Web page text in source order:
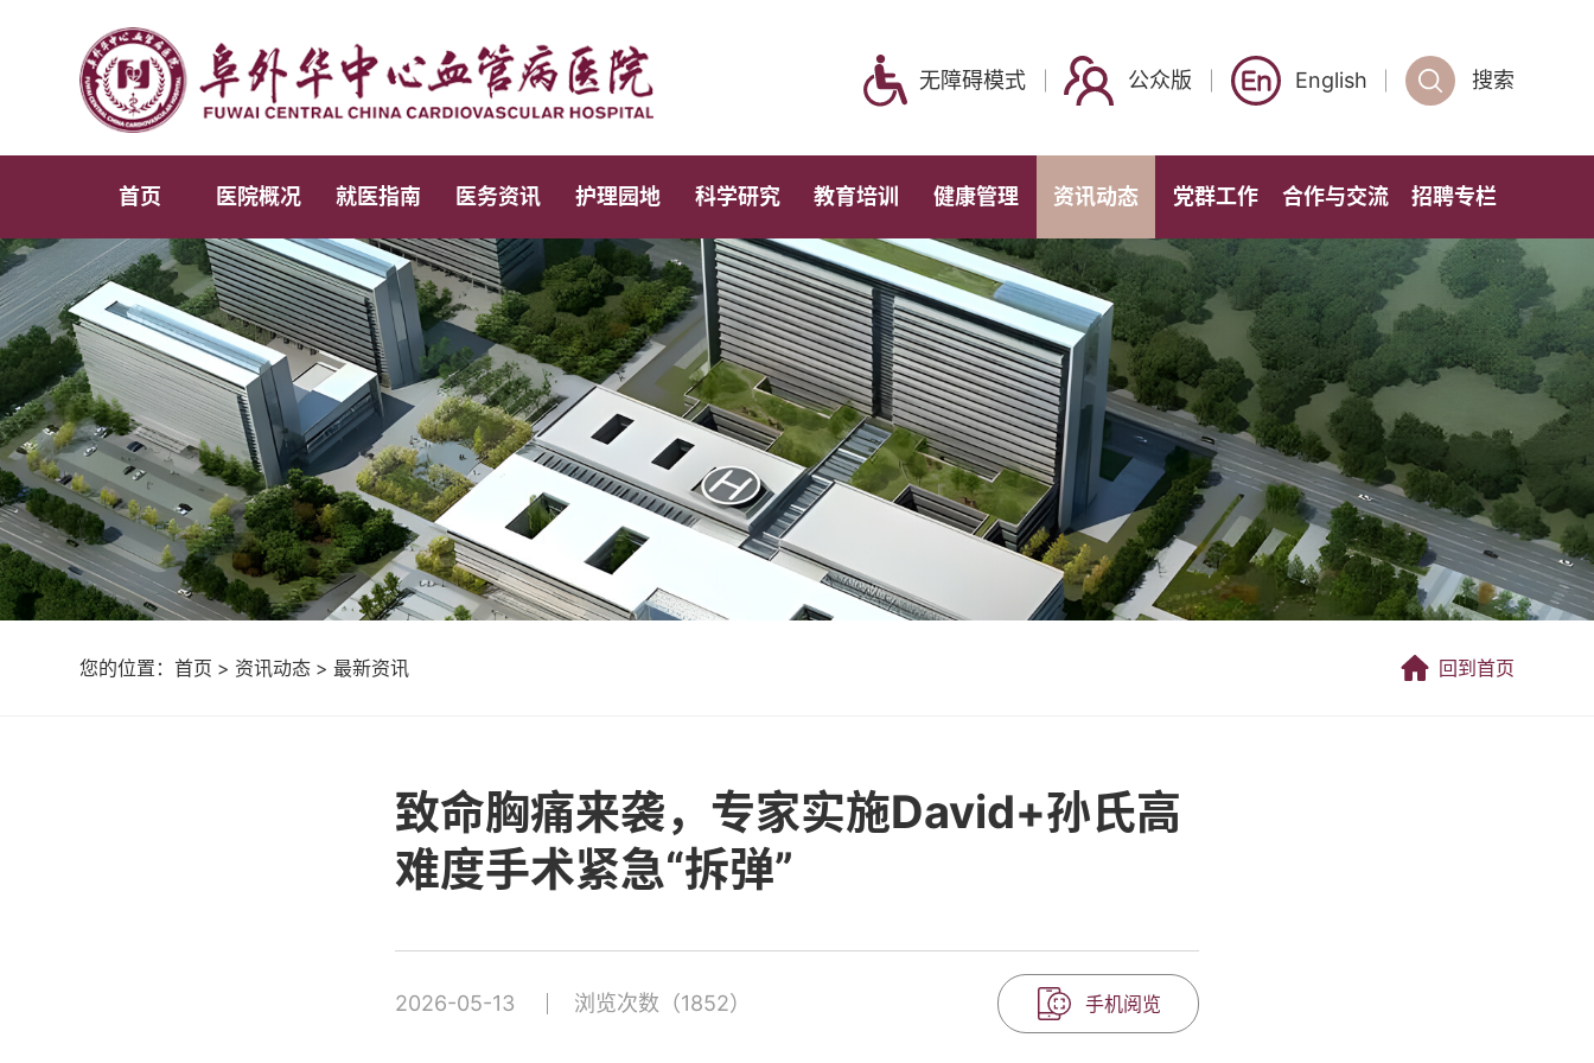
无障碍模式 公众版 English 搜索
首页 医院概况 就医指南 医务资讯 护理园地 科学研究 教育培训 健康管理 资讯动态 党群工作 合作与交流 招聘专栏
您的位置：首页 > 资讯动态 > 最新资讯 回到首页
致命胸痛来袭，专家实施David+孙氏高
难度手术紧急“拆弹”
2026-05-13 浏览次数（1852） 手机阅览